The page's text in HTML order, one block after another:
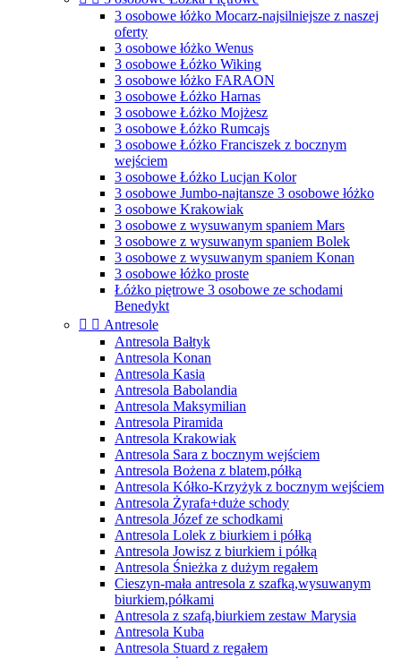
3 osobowe łóżko Mocarz-najsilniejsze z naszej
oferty
3 osobowe łóżko Wenus
3 osobowe Łóżko Wiking
3 osobowe łóżko FARAON
3 osobowe Łóżko Harnas
3 osobowe Łóżko Mojżesz
3 osobowe Łóżko Rumcajs
3 osobowe Łóżko Franciszek z bocznym
wejściem
3 osobowe Łóżko Lucjan Kolor
3 osobowe Jumbo-najtansze 3 osobowe łóżko
3 osobowe Krakowiak
3 osobowe z wysuwanym spaniem Mars
3 osobowe z wysuwanym spaniem Bolek
3 osobowe z wysuwanym spaniem Konan
3 osobowe łóżko proste
Łóżko piętrowe 3 osobowe ze schodami
Benedykt
  Antresole
Antresola Bałtyk
Antresola Konan
Antresola Kasia
Antresola Babolandia
Antresola Maksymilian
Antresola Piramida
Antresola Krakowiak
Antresola Sara z bocznym wejściem
Antresola Bożena z blatem,półką
Antresola Kółko-Krzyżyk z bocznym wejściem
Antresola Żyrafa+duże schody
Antresola Józef ze schodkami
Antresola Lolek z biurkiem i półką
Antresola Jowisz z biurkiem i półką
Antresola Śnieżka z dużym regałem
Cieszyn-mała antresola z szafką,wysuwanym
biurkiem,półkami
Antresola z szafą,biurkiem zestaw Marysia
Antresola Kuba
Antresola Stuard z regałem